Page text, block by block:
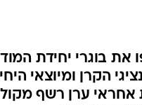
הקרן ומיוצאי
ערן רשף